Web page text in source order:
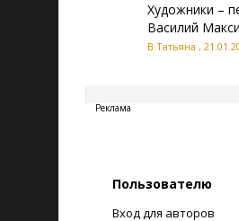
Художники –
Василий
В.Татьяна ,
Реклама
Пользователю
Вход для авторов